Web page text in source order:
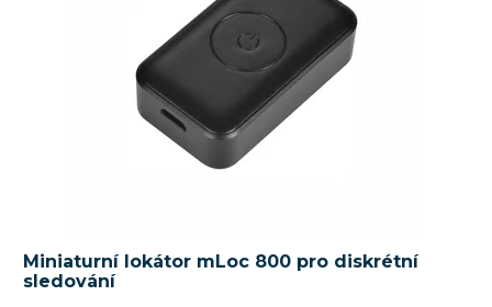
Miniaturní lokátor mLoc 800 pro diskrétní
sledování